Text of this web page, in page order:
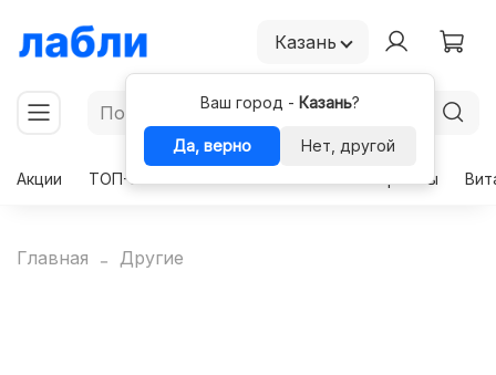
Казань
Ваш город - Казань?
Да, верно
Нет, другой
Акции
ТОП-50 Гормоны
Главная Другие